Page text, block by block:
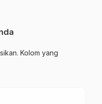
Kolom yang